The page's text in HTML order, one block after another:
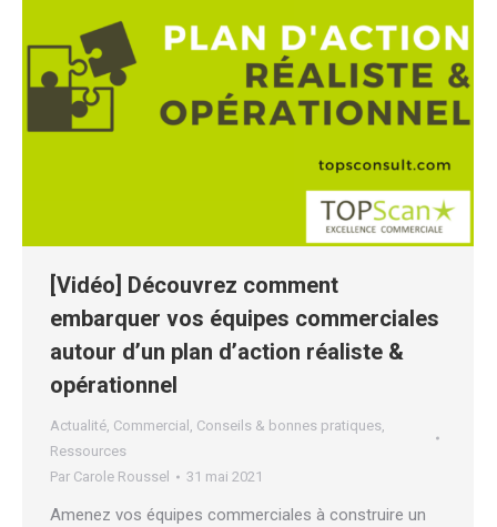
[Vidéo] Découvrez comment
embarquer vos équipes commerciales
autour d’un plan d’action réaliste &
opérationnel
Actualité, Commercial , Conseils & bonnes pratiques,
Ressources
Par Carole Roussel 31 mai 2021
Amenez vos équipes commerciales à construire un